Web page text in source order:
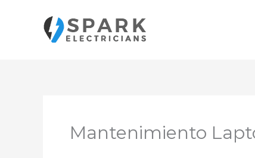
contenido
Mantenimiento